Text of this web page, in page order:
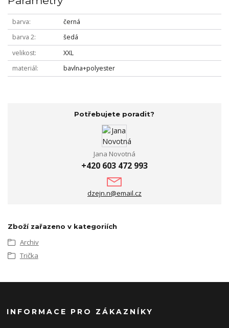
barva
černá
barva 2
šedá
velikost
XXL
materiál
bavlna+polyester
Potřebujete poradit?
Jana Novotná
+420 603 472 993
dzejn.n@email.cz
Zboží zařazeno v kategoriích
Archiv
Trička
INFORMACE PRO ZÁKAZNÍKY